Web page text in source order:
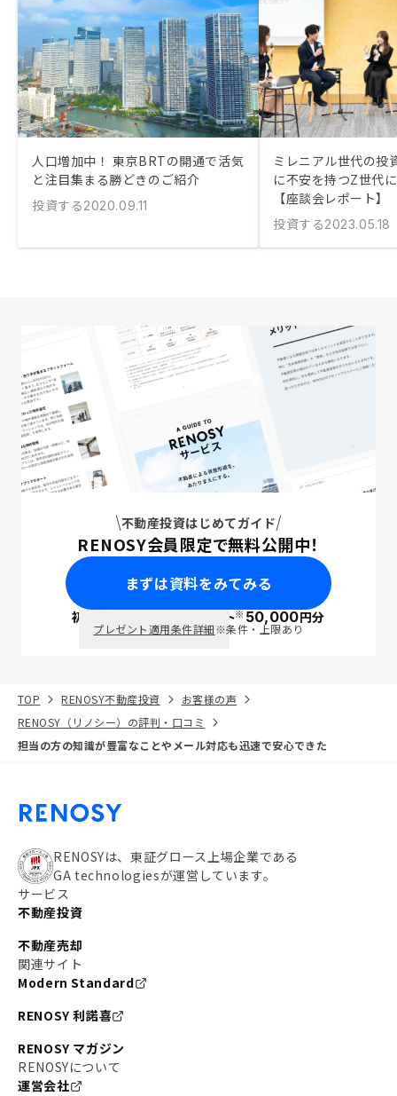
人口増加中！ 東京BRTの開通で活気
と注目集まる勝どきのご紹介
投資する2020.09.11
ミレニアル世代の投
に不安を持つZ世代
【座談会レポート】
投資する2023.05.18
不動産投資はじめてガイド
RENOSY会員限定で無料公開中！
まずは資料をみてみる
初回面談で ポイント※50,000円分
プレゼント適用条件詳細※条件・上限あり
TOP RENOSY不動産投資
お客様の声
RENOSY（リノシー）の評判・口コミ
担当の方の知識が豊富なことやメール対応も迅速で安心できた
RENOSYは、東証グロース上場企業である
GA technologiesが運営しています。
サービス
不動産投資
不動産売却
関連サイト
Modern Standard
RENOSY 利諾喜
RENOSY マガジン
RENOSYについて
運営会社